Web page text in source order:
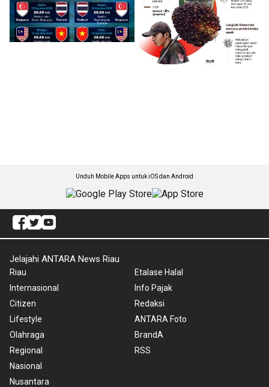
Unduh Mobile Apps untuk iOS dan Android
Jelajahi ANTARA News Riau
Riau
Internasional
Citizen
Lifestyle
Olahraga
Regional
Nasional
Nusantara
Etalase Halal
Info Pajak
Redaksi
ANTARA Foto
BrandA
RSS